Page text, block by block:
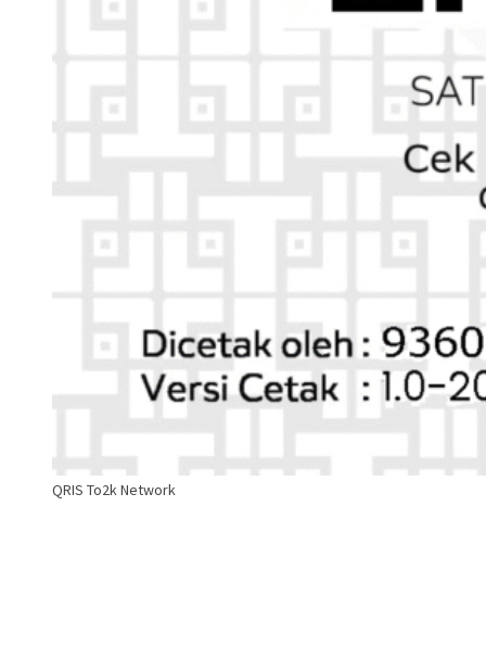
QRIS To2k Network